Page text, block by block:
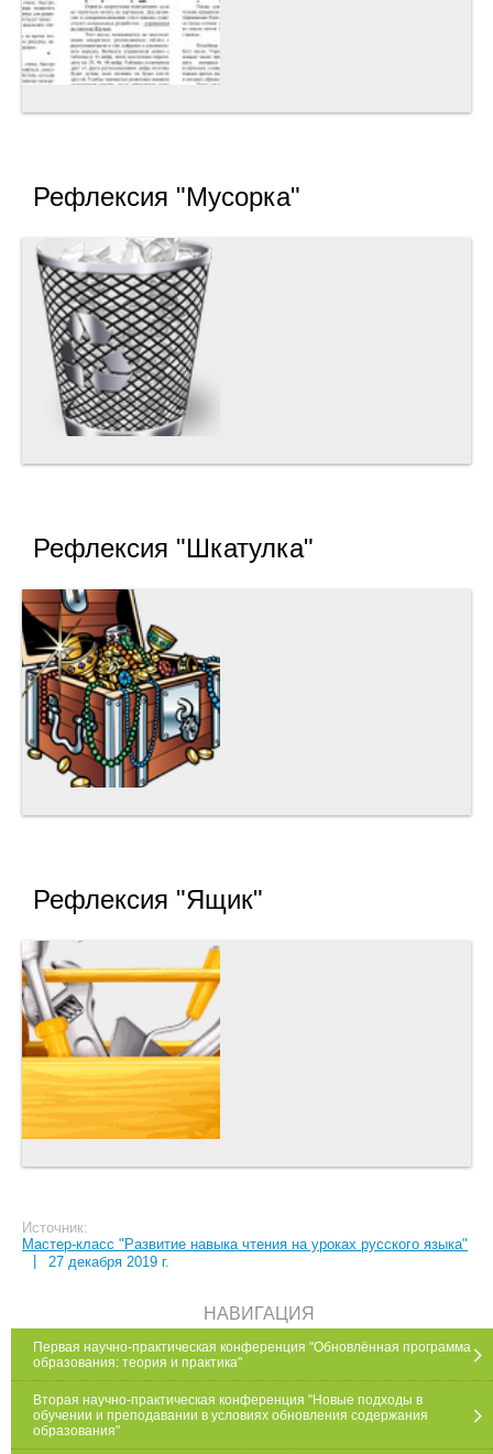
Рефлексия "Мусорка"
Рефлексия "Шкатулка"
Рефлексия "Ящик"
Источник:
Мастер-класс "Развитие навыка чтения на уроках русского языка"
|
27 декабря 2019 г.
НАВИГАЦИЯ
Первая научно-практическая конференция "Обновлённая программа
образования: теория и практика"
Вторая научно-практическая конференция "Новые подходы в
обучении и преподавании в условиях обновления содержания
образования"